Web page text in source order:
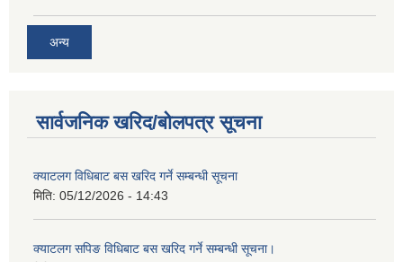
अन्य
सार्वजनिक खरिद/बोलपत्र सूचना
क्याटलग विधिबाट बस खरिद गर्ने सम्बन्धी सूचना
मिति: 05/12/2026 - 14:43
क्याटलग सपिङ विधिबाट बस खरिद गर्ने सम्बन्धी सूचना।